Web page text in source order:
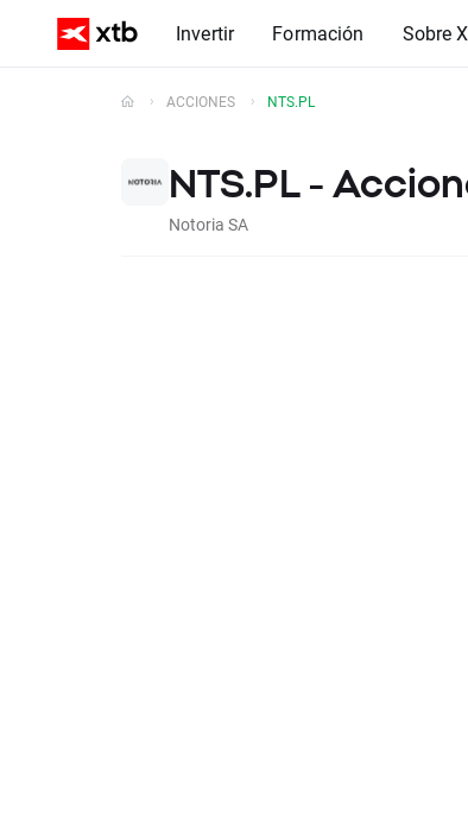
Invertir Formación Sobre
ACCIONES NTS.PL
NTS.PL -
Notoria SA